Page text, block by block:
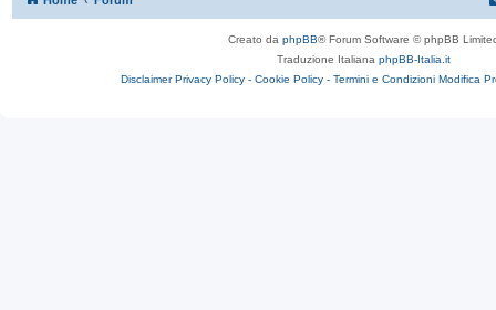
Creato da phpBB® Forum Software © phpBB
Traduzione Italiana phpBB-Italia.it
Disclaimer Privacy Policy - Cookie Policy - Termini e Condizioni Modifica